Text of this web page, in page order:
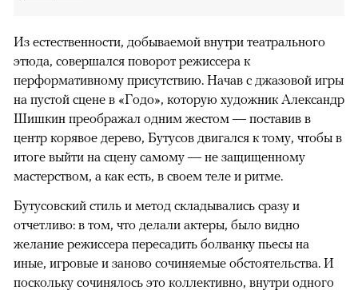
Из естественности, добываемой внутри театрального
этюда, совершался поворот режиссера к
перформативному присутствию. Начав с джазовой игры
на пустой сцене в «Годо», которую художник Александр
Шишкин преображал одним жестом — поставив в
центр корявое дерево, Бутусов двигался к тому, чтобы в
итоге выйти на сцену самому — не защищенному
мастерством, а как есть, в своем теле и ритме.
Бутусовский стиль и метод складывались сразу и
отчетливо: в том, что делали актеры, было видно
желание режиссера пересадить болванку пьесы на
иные, игровые и заново сочиняемые обстоятельства. И
поскольку сочинялось это коллективно, внутри одного